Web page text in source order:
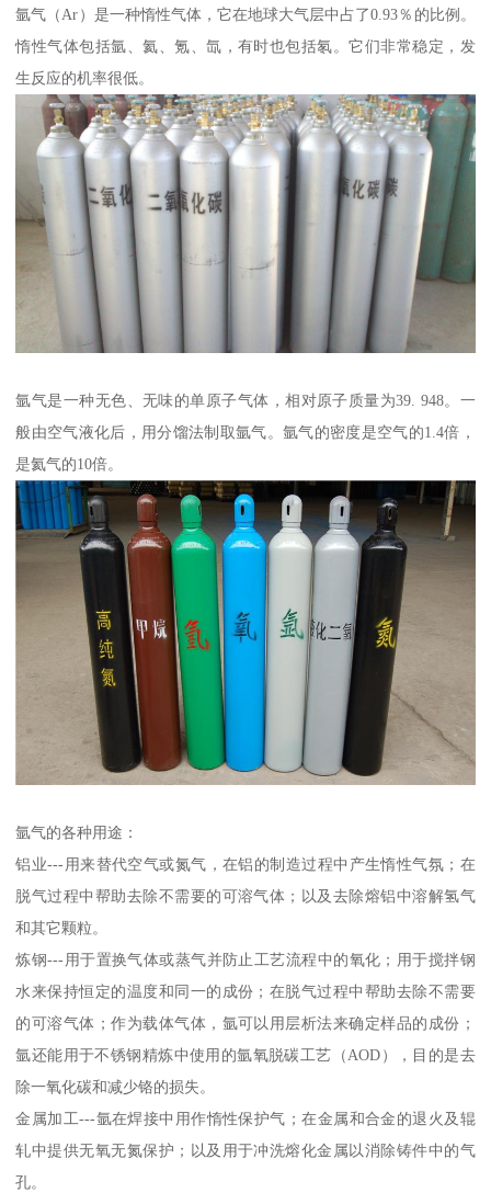
氩气（Ar）是一种惰性气体，它在地球大气层中占了0.93％的比例。
惰性气体包括氩、氦、氪、氙，有时也包括氡。它们非常稳定，发
生反应的机率很低。
氩气是一种无色、无味的单原子气体，相对原子质量为39. 948。一
般由空气液化后，用分馏法制取氩气。氩气的密度是空气的1.4倍，
是氦气的10倍。
氩气的各种用途：
铝业---用来替代空气或氮气，在铝的制造过程中产生惰性气氛；在
脱气过程中帮助去除不需要的可溶气体；以及去除熔铝中溶解氢气
和其它颗粒。
炼钢---用于置换气体或蒸气并防止工艺流程中的氧化；用于搅拌钢
水来保持恒定的温度和同一的成份；在脱气过程中帮助去除不需要
的可溶气体；作为载体气体，氩可以用层析法来确定样品的成份；
氩还能用于不锈钢精炼中使用的氩氧脱碳工艺（AOD），目的是去
除一氧化碳和减少铬的损失。
金属加工---氩在焊接中用作惰性保护气；在金属和合金的退火及辊
轧中提供无氧无氮保护；以及用于冲洗熔化金属以消除铸件中的气
孔。